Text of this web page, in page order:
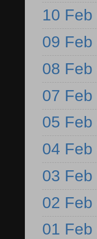
10 Feb
09 Feb
08 Feb
07 Feb
05 Feb
04 Feb
03 Feb
02 Feb
01 Feb